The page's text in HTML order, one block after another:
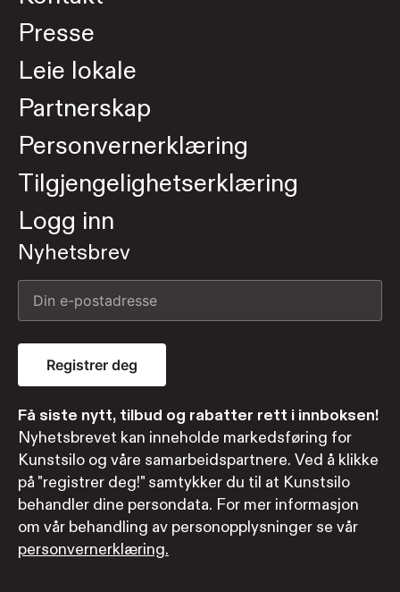
Presse
Leie lokale
Partnerskap
Personvernerklæring
Tilgjengelighetserklæring
Logg inn
Nyhetsbrev
Registrer deg
Få siste nytt, tilbud og rabatter rett i innboksen!
Nyhetsbrevet kan inneholde markedsføring for
Kunstsilo og våre samarbeidspartnere. Ved å klikke
på "registrer deg!" samtykker du til at Kunstsilo
behandler dine persondata. For mer informasjon
om vår behandling av personopplysninger se vår
personvernerklæring.